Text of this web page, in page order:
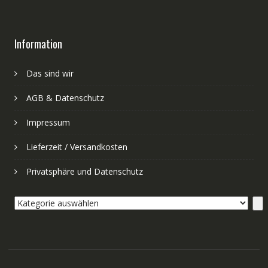
Information
Das sind wir
AGB & Datenschutz
Impressum
Lieferzeit / Versandkosten
Privatsphäre und Datenschutz
Kategorie